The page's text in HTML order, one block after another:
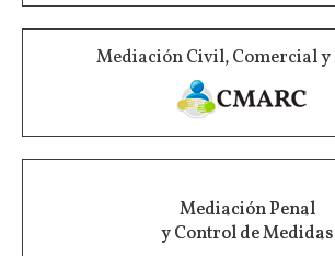
Mediación Civil, Comercial y
Mediación Penal
y Control de Medidas